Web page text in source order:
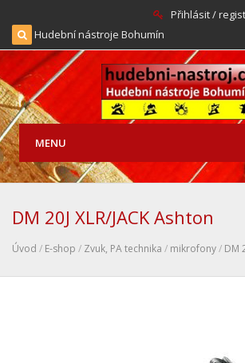
Přihlásit /
Hudební nástroje Bohumín
MENU
DM 20J XLR/JACK Ashton
Úvod / E-shop / Zvuk, PA technika / mikrofony/ DM